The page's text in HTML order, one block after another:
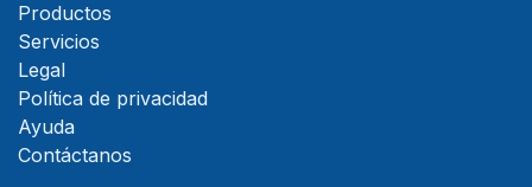
Productos
Servicios
Legal
Política de privacidad
Ayuda
Contáctanos